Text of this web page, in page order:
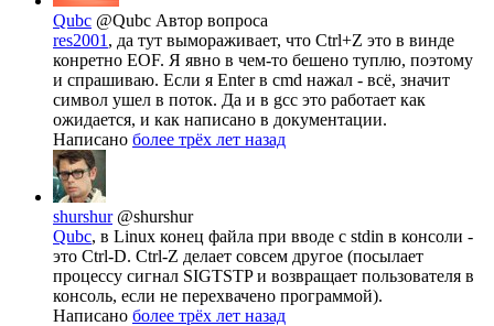
Qubc @Qubc Автор вопроса
res2001 , да тут вымораживает, что Ctrl+Z это в винде
конретно EOF. Я явно в чем-то бешено туплю, поэтому
и спрашиваю. Если я Enter в cmd нажал - всё, значит
символ ушел в поток. Да и в gcc это работает как
ожидается, и как написано в документации.
Написано более трёх лет назад
shurshur @shurshur
Qubc, в Linux конец файла при вводе с stdin в консоли -
это Ctrl-D. Ctrl-Z делает совсем другое (посылает
процессу сигнал SIGTSTP и возвращает пользователя в
консоль, если не перехвачено программой).
Написано более трёх лет назад